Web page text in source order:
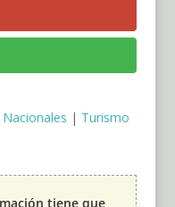
| Turismo
tiene que